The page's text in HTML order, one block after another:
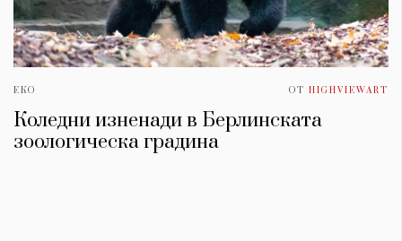
ЕКО ОТ HIGHVIEWART
Коледни изненади в Берлинската
зоологическа градина